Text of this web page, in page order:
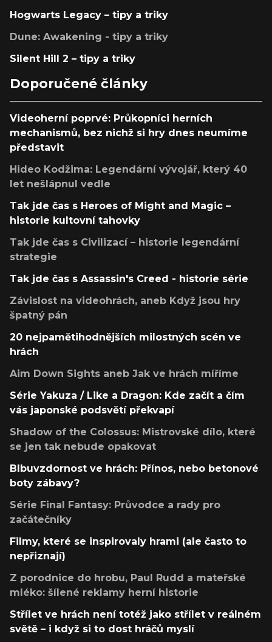
Hogwarts Legacy – tipy a triky
Dune: Awakening - tipy a triky
Silent Hill 2 – tipy a triky
Doporučené články
Videoherní poprvé: Průkopníci herních
mechanismů, bez nichž si hry dnes neumíme
představit
Hideo Kodžima: Legendární vývojář, který 40
let nešlápnul vedle
Tak jde čas s Heroes of Might and Magic –
historie kultovní tahovky
Tak jde čas s Civilizací – historie legendární
strategie
Tak jde čas s Assassin's Creed - historie série
Závislost na videohrách, aneb Když jsou hry
špatný pán
20 nejpamětihodnějších milostných scén ve
hrách
Aim Down Sights aneb Jak ve hrách míříme
Série Yakuza / Like a Dragon: Kde začít a čím
vás japonské podsvětí překvapí
Shadow of the Colossus: Mistrovské dílo, které
se jen tak nebude opakovat
Blbuvzdornost ve hrách: Přínos, nebo betonové
boty zábavy?
Série Final Fantasy: Průvodce a rady pro
začátečníky
Filmy, které se inspirovaly hrami (ale často to
nepřiznají)
Z porodnice do hrobu, Paul Rudd a mateřské
mléko: šílené reklamy herní historie
Střílet ve hrách není totéž jako střílet v reálném
světě – i když si to dost hráčů myslí